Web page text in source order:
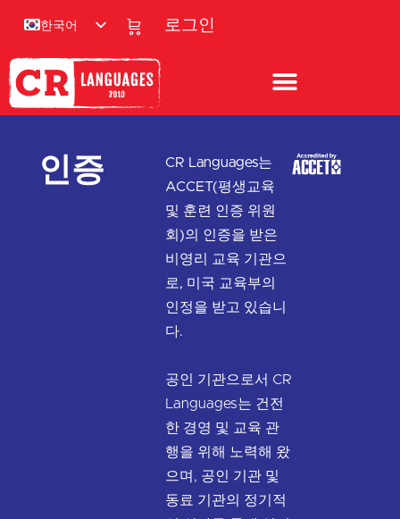
로그인
한국어
인증
CR Languages는
ACCET(평생교육
및 훈련 인증 위원
회)의 인증을 받은
비영리 교육 기관으
로, 미국 교육부의
인정을 받고 있습니
다.
공인 기관으로서 CR
Languages는 건전
한 경영 및 교육 관
행을 위해 노력해 왔
으며, 공인 기관 및
동료 기관의 정기적